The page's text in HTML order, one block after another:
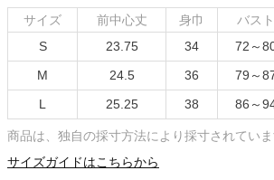
サイズ 前中心丈 身巾 バスト
S
23.75 34 72～
M
24.5 36 79～
L
25.25 38 86～
商品は、独自の採寸方法により採寸されていま
サイズガイドはこちらから